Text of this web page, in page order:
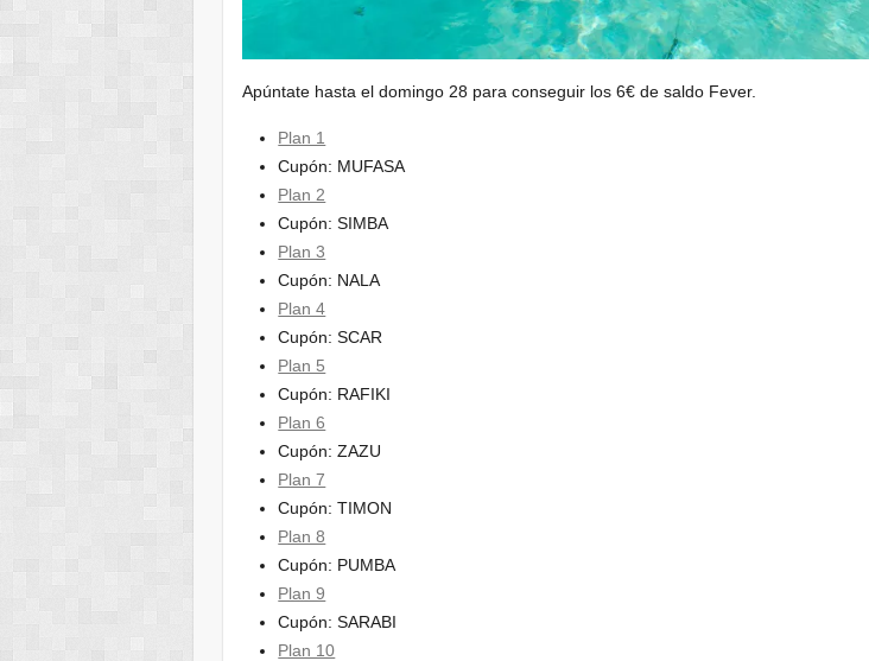
Apúntate hasta el domingo 28 para conseguir los 6€ de saldo Fever.
Plan 1
Cupón: MUFASA
Plan 2
Cupón: SIMBA
Plan 3
Cupón: NALA
Plan 4
Cupón: SCAR
Plan 5
Cupón: RAFIKI
Plan 6
Cupón: ZAZU
Plan 7
Cupón: TIMON
Plan 8
Cupón: PUMBA
Plan 9
Cupón: SARABI
Plan 10